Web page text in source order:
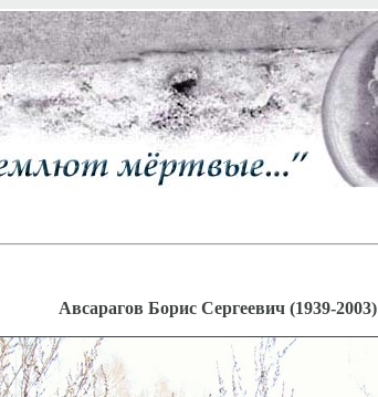
Авсарагов Борис Сергеевич (1939-2003)